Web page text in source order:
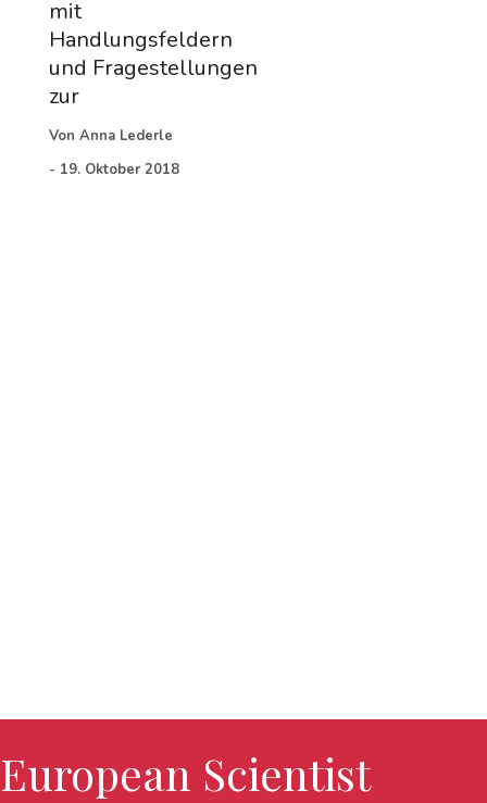
mit
Handlungsfeldern
und Fragestellungen
zur
Von Anna Lederle
- 19. Oktober 2018
European Scientist